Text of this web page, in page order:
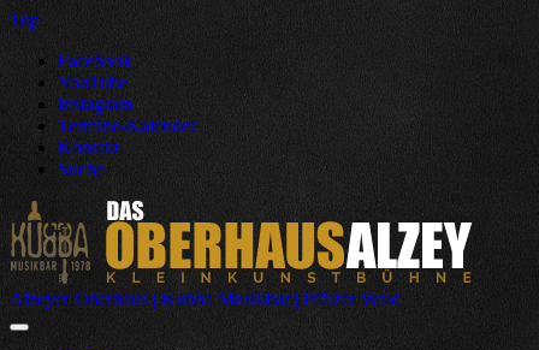
Top
Facebook
YouTube
Instagram
Termine-Kalender
Kontakt
Suche
Alzeyer Oberhaus | Kubba Musikbar | Pfälzer Wald